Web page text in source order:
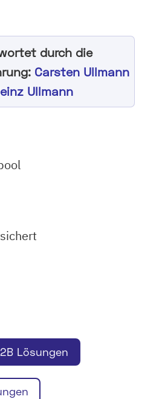
durch die
Carsten Ullmann
Ullmann
Lösungen